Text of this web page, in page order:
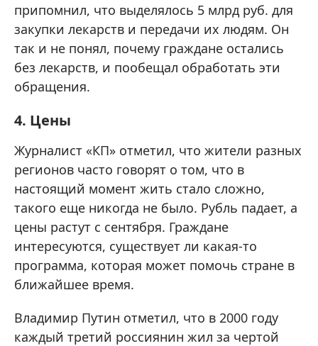
припомнил, что выделялось 5 млрд руб. для
закупки лекарств и передачи их людям. Он
так и не понял, почему граждане остались
без лекарств, и пообещал обработать эти
обращения.
4. Цены
Журналист «КП» отметил, что жители разных
регионов часто говорят о том, что в
настоящий момент жить стало сложно,
такого еще никогда не было. Рубль падает, а
цены растут с сентября. Граждане
интересуются, существует ли какая-то
программа, которая может помочь стране в
ближайшее время.
Владимир Путин отметил, что в 2000 году
каждый третий россиянин жил за чертой